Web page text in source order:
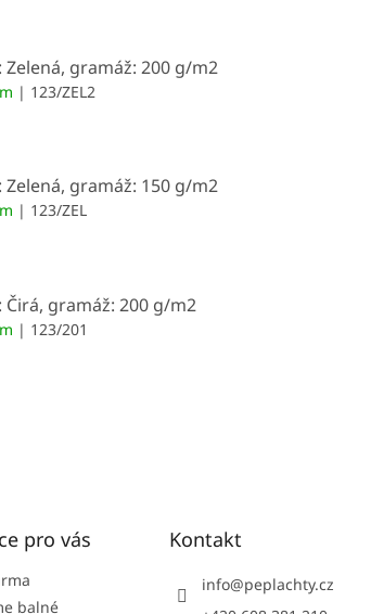
Zelená, gramáž: 200 g/m2
| 123/ZEL2
Zelená, gramáž: 150 g/m2
| 123/ZEL
Čirá, gramáž: 200 g/m2
| 123/201
pro vás
balné
Kontakt
info@peplachty.cz